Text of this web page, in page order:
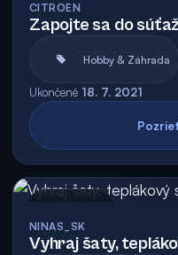
CITROEN
Zapojte sa do
Hobby & Záhrada
Ukončené 18. 7. 2021
NINAS_SK
Vyhraj šaty,